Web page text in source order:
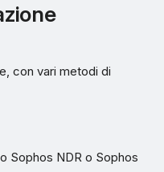
con vari metodi di
Sophos NDR o Sophos